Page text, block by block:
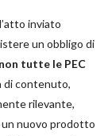
inviato
un obbligo di
non tutte le PEC
di contenuto,
rilevante,
un nuovo prodotto